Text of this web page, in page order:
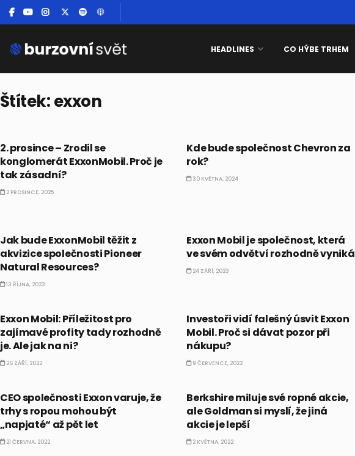
HEADLINES CO HÝBE TRHEM
Štítek:exxon
2. prosince – Zrodil se
konglomerát ExxonMobil. Proč je
tak zásadní?
2 PROSINCE, 2025
Kde bude společnost Chevron za
rok?
30 KVĚTNA, 2024
Jak bude ExxonMobil těžit z
akvizice společnosti Pioneer
Natural Resources?
13 ŘÍJNA, 2023
Exxon Mobil je společnost, která
ve svém odvětví rozhodně vyniká
24 ZÁŘÍ, 2023
Exxon Mobil: Příležitost pro
zajímavé profity tady rozhodně
je. Ale jak na ni?
26 ZÁŘÍ, 2022
Investoři vidí falešný úsvit Exxon
Mobil. Proč si dávat pozor při
nákupu?
9 ČERVENCE, 2022
CEO společnosti Exxon varuje, že
trhy s ropou mohou být
„napjaté“ až pět let
21 ČERVNA, 2022
Berkshire miluje své ropné akcie,
ale Goldman si myslí, že jiná
akcie je lepší
2 KVĚTNA, 2022